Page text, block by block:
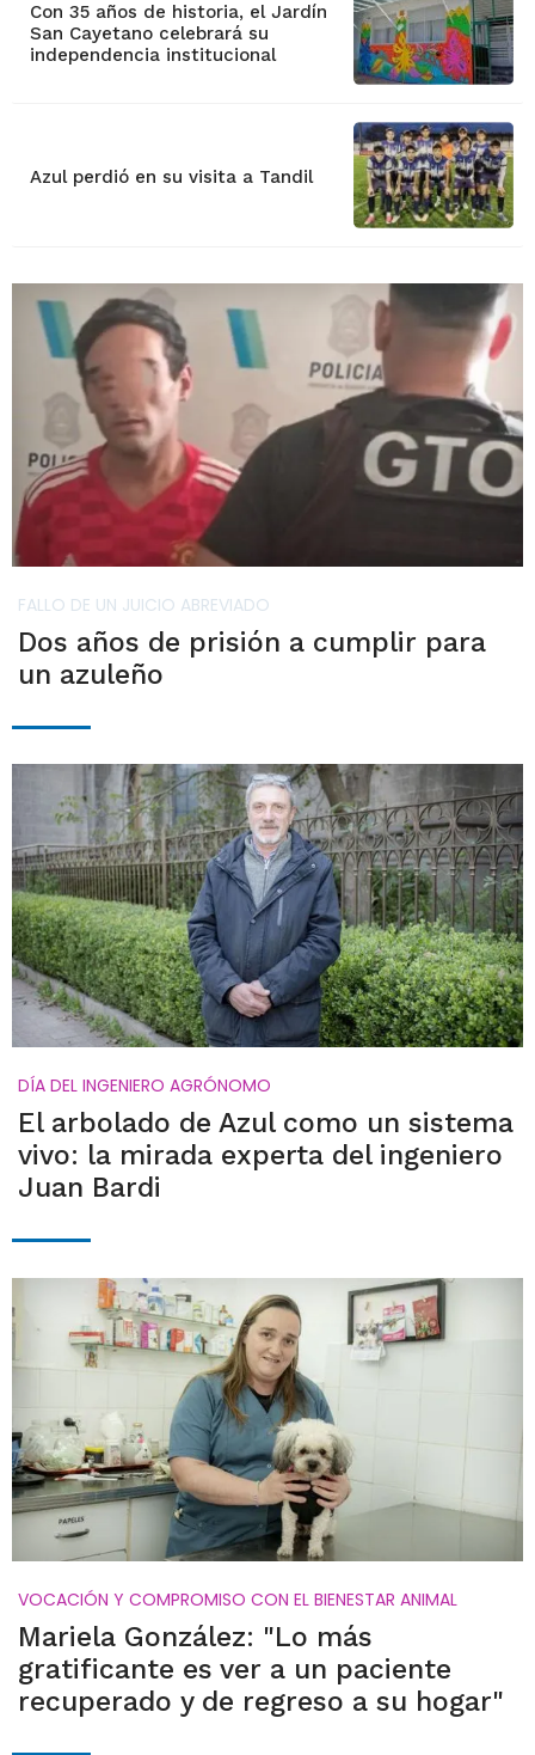
Con 35 años de historia, el Jardín
San Cayetano celebrará su
independencia institucional
Azul perdió en su visita a Tandil
FALLO DE UN JUICIO ABREVIADO
Dos años de prisión a cumplir para
un azuleño
DÍA DEL INGENIERO AGRÓNOMO
El arbolado de Azul como un sistema
vivo: la mirada experta del ingeniero
Juan Bardi
VOCACIÓN Y COMPROMISO CON EL BIENESTAR ANIMAL
Mariela González: "Lo más
gratificante es ver a un paciente
recuperado y de regreso a su hogar"